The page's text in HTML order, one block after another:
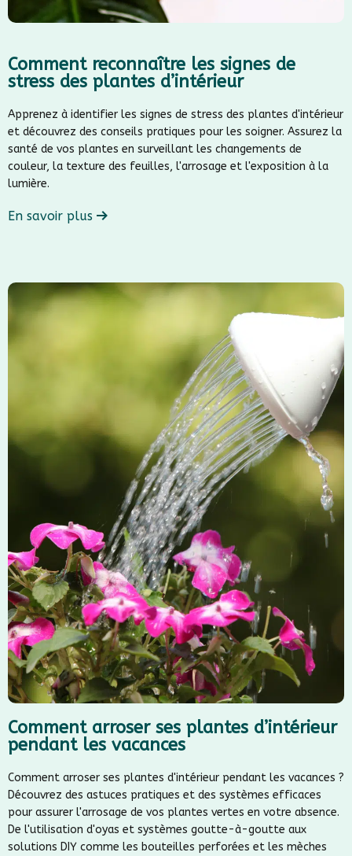
Comment reconnaître les signes de
stress des plantes d’intérieur
Apprenez à identifier les signes de stress des plantes d'intérieur
et découvrez des conseils pratiques pour les soigner. Assurez la
santé de vos plantes en surveillant les changements de
couleur, la texture des feuilles, l'arrosage et l'exposition à la
lumière.
En savoir plus
Comment arroser ses plantes d’intérieur
pendant les vacances
Comment arroser ses plantes d'intérieur pendant les vacances ?
Découvrez des astuces pratiques et des systèmes efficaces
pour assurer l'arrosage de vos plantes vertes en votre absence.
De l'utilisation d'oyas et systèmes goutte-à-goutte aux
solutions DIY comme les bouteilles perforées et les mèches